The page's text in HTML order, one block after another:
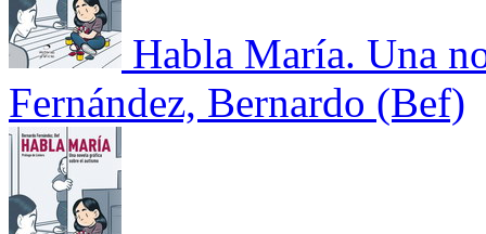
Habla María. Una
Fernández, Bernardo (Bef)